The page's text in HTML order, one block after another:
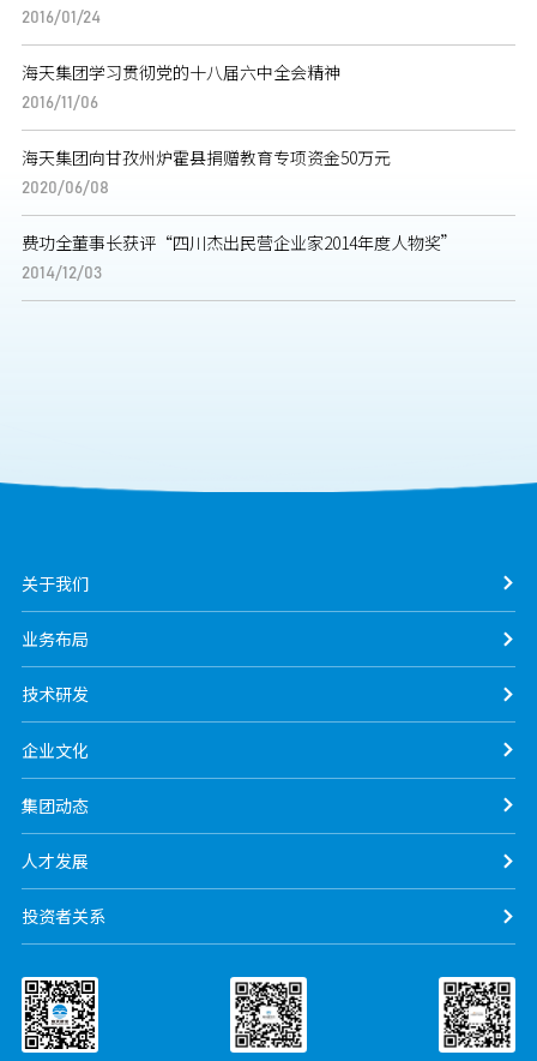
2016/01/24
海天集团学习贯彻党的十八届六中全会精神
2016/11/06
海天集团向甘孜州炉霍县捐赠教育专项资金50万元
2020/06/08
费功全董事长获评“四川杰出民营企业家2014年度人物奖”
2014/12/03
关于我们
业务布局
技术研发
企业文化
集团动态
人才发展
投资者关系